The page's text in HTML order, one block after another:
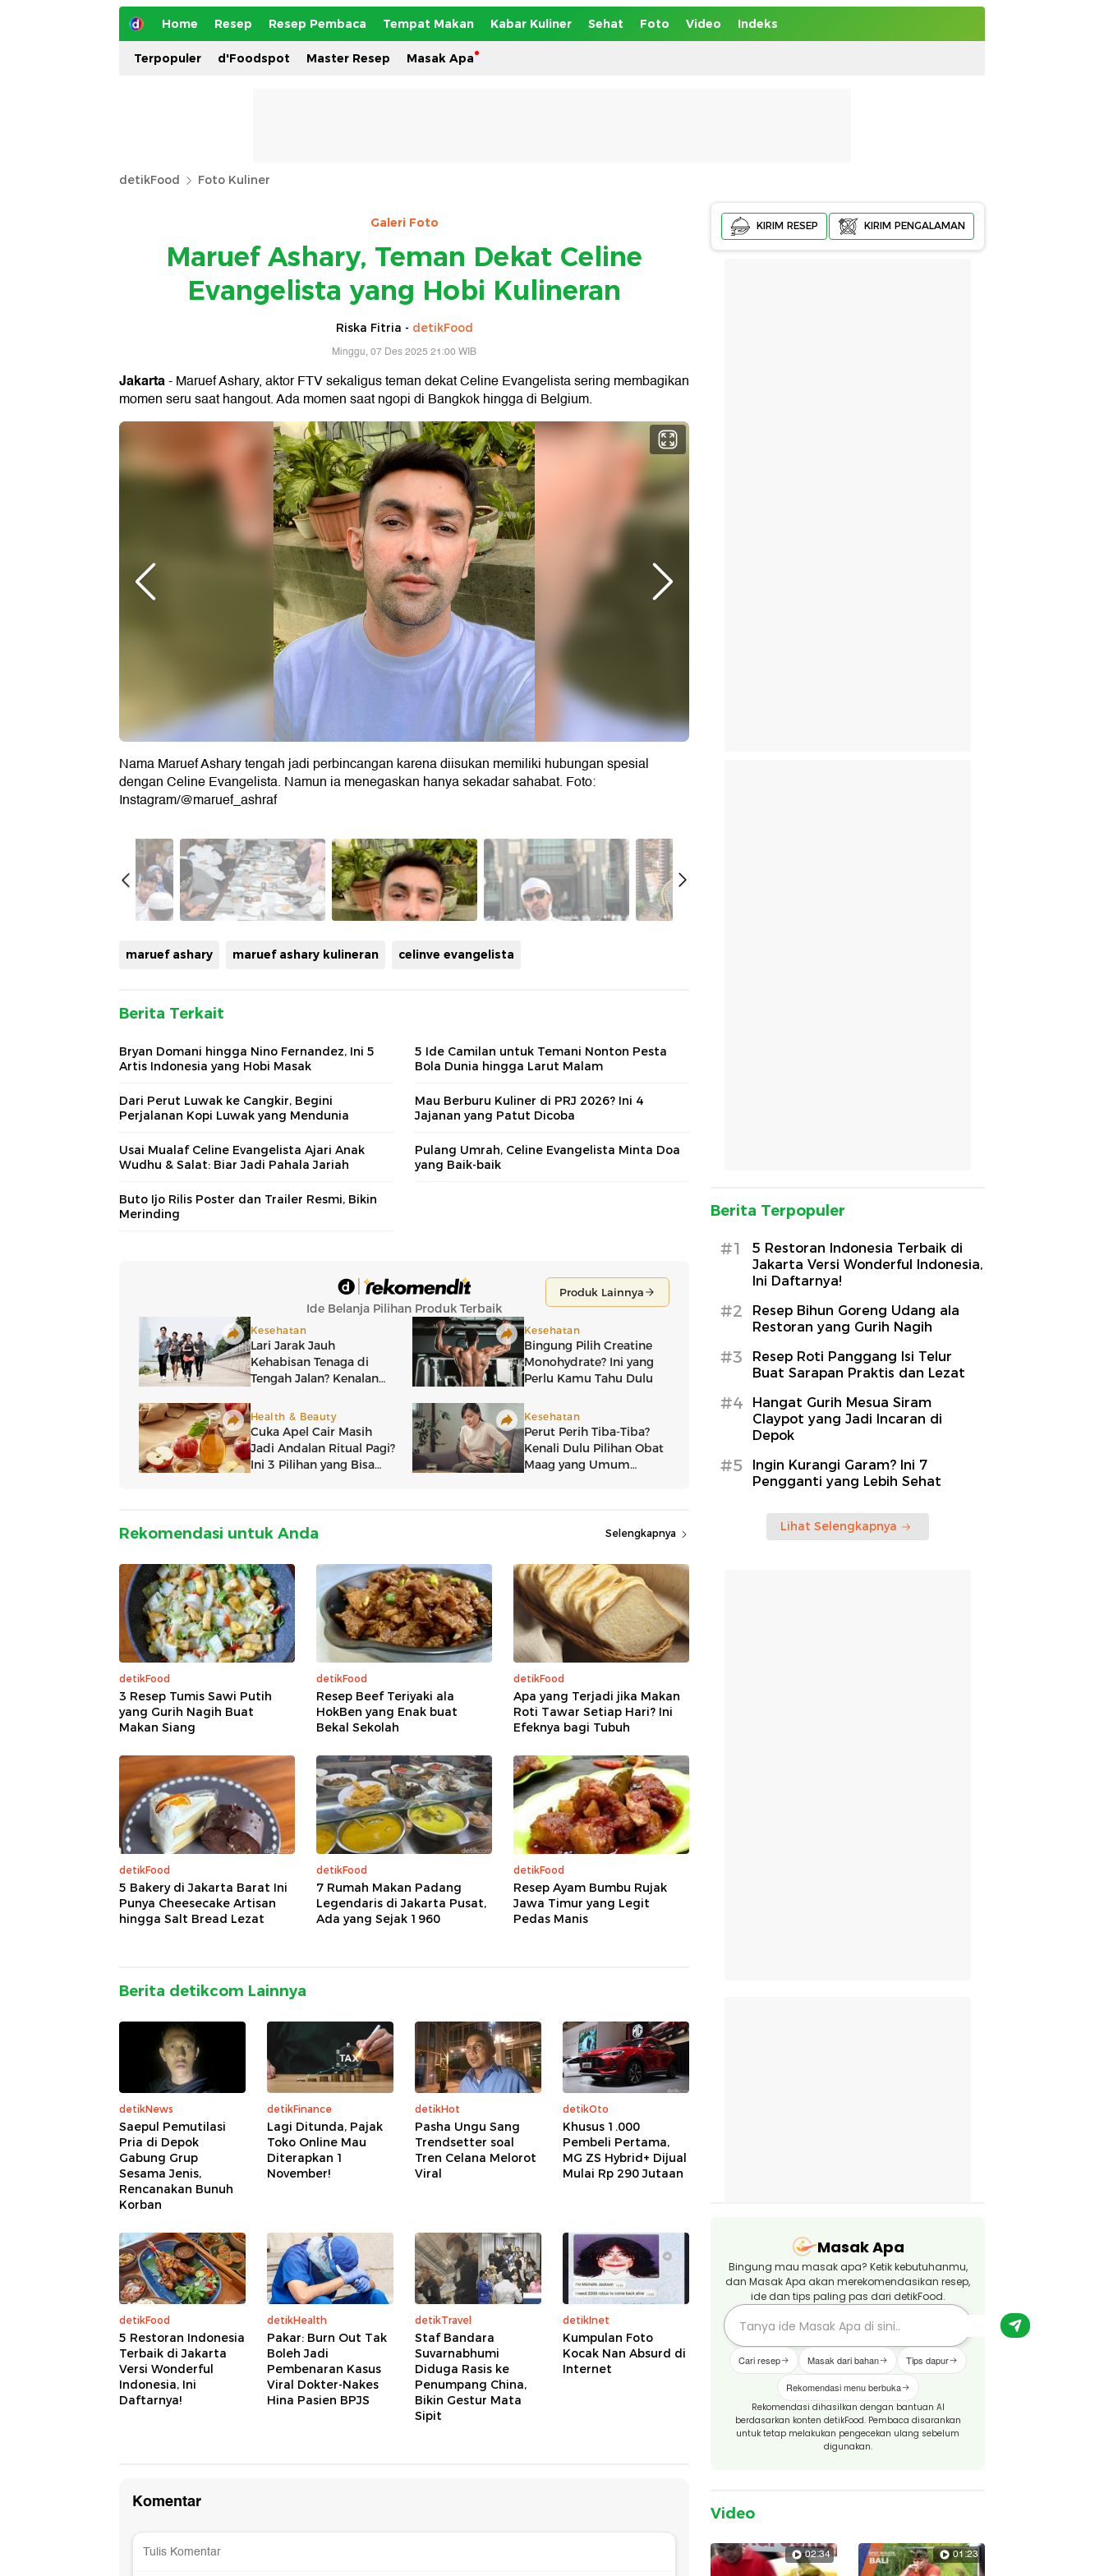
Home Resep Resep Pembaca Tempat Makan Kabar Kuliner Sehat Foto Video Indeks
Terpopuler d'Foodspot Master Resep Masak Apa
detikFood Foto Kuliner
Galeri Foto
Maruef Ashary, Teman Dekat Celine
Evangelista yang Hobi Kulineran
Riska Fitria - detikFood
Minggu, 07 Des 2025 21:00 WIB
Jakarta- Maruef Ashary, aktor FTV sekaligus teman dekat Celine Evangelista sering membagikan
momen seru saat hangout. Ada momen saat ngopi di Bangkok hingga di Belgium.
Nama Maruef Ashary tengah jadi perbincangan karena diisukan memiliki hubungan spesial
dengan Celine Evangelista. Namun ia menegaskan hanya sekadar sahabat. Foto:
Instagram/@maruef_ashraf
maruef ashary maruef ashary kulineran celinve evangelista
Berita Terkait
Bryan Domani hingga Nino Fernandez, Ini 5
Artis Indonesia yang Hobi Masak
5 Ide Camilan untuk Temani Nonton Pesta
Bola Dunia hingga Larut Malam
Dari Perut Luwak ke Cangkir, Begini
Perjalanan Kopi Luwak yang Mendunia
Mau Berburu Kuliner di PRJ 2026? Ini 4
Jajanan yang Patut Dicoba
Usai Mualaf Celine Evangelista Ajari Anak
Wudhu & Salat: Biar Jadi Pahala Jariah
Pulang Umrah, Celine Evangelista Minta Doa
yang Baik-baik
Buto Ijo Rilis Poster dan Trailer Resmi, Bikin
Merinding
Rekomendasi untuk Anda Selengkapnya
detikFood
3 Resep Tumis Sawi Putih
yang Gurih Nagih Buat
Makan Siang
detikFood
Resep Beef Teriyaki ala
HokBen yang Enak buat
Bekal Sekolah
detikFood
Apa yang Terjadi jika Makan
Roti Tawar Setiap Hari? Ini
Efeknya bagi Tubuh
detikFood
5 Bakery di Jakarta Barat Ini
Punya Cheesecake Artisan
hingga Salt Bread Lezat
detikFood
7 Rumah Makan Padang
Legendaris di Jakarta Pusat,
Ada yang Sejak 1960
detikFood
Resep Ayam Bumbu Rujak
Jawa Timur yang Legit
Pedas Manis
Berita detikcom Lainnya
detikNews
Saepul Pemutilasi
Pria di Depok
Gabung Grup
Sesama Jenis,
Rencanakan Bunuh
Korban
detikFinance
Lagi Ditunda, Pajak
Toko Online Mau
Diterapkan 1
November!
detikHot
Pasha Ungu Sang
Trendsetter soal
Tren Celana Melorot
Viral
detikOto
Khusus 1.000
Pembeli Pertama,
MG ZS Hybrid+ Dijual
Mulai Rp 290 Jutaan
detikFood
5 Restoran Indonesia
Terbaik di Jakarta
Versi Wonderful
Indonesia, Ini
Daftarnya!
detikHealth
Pakar: Burn Out Tak
Boleh Jadi
Pembenaran Kasus
Viral Dokter-Nakes
Hina Pasien BPJS
detikTravel
Staf Bandara
Suvarnabhumi
Diduga Rasis ke
Penumpang China,
Bikin Gestur Mata
Sipit
detikInet
Kumpulan Foto
Kocak Nan Absurd di
Internet
KIRIM RESEP KIRIM PENGALAMAN
Berita Terpopuler
#1
5 Restoran Indonesia Terbaik di
Jakarta Versi Wonderful Indonesia,
Ini Daftarnya!
#2
Resep Bihun Goreng Udang ala
Restoran yang Gurih Nagih
#3
Resep Roti Panggang Isi Telur
Buat Sarapan Praktis dan Lezat
#4
Hangat Gurih Mesua Siram
Claypot yang Jadi Incaran di
Depok
#5
Ingin Kurangi Garam? Ini 7
Pengganti yang Lebih Sehat
Lihat Selengkapnya
Masak Apa
Bingung mau masak apa? Ketik kebutuhanmu,
dan Masak Apa akan merekomendasikan resep,
ide dan tips paling pas dari detikFood.
Cari resep Masak dari bahan Tips dapur
Rekomendasi menu berbuka
Rekomendasi dihasilkan dengan bantuan AI
berdasarkan konten detikFood. Pembaca disarankan
untuk tetap melakukan pengecekan ulang sebelum
digunakan.
Video
02:34 01:23